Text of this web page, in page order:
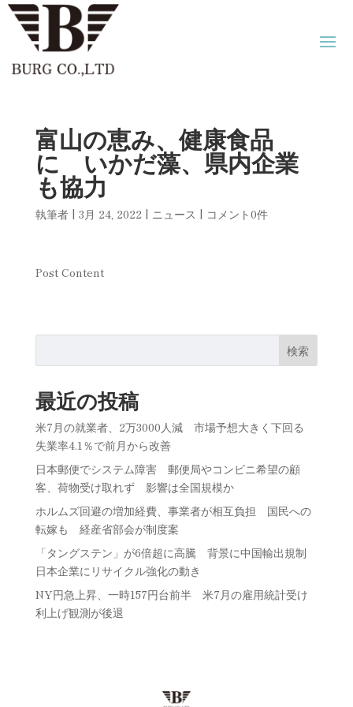
富山の恵み、健康食品
に いかだ藻、県内企業
も協力
執筆者 | 3月 24, 2022 | ニュース | コメント0件
Post Content
検索
最近の投稿
米7月の就業者、2万3000人減 市場予想大きく下回る
失業率4.1％で前月から改善
日本郵便でシステム障害 郵便局やコンビニ希望の顧
客、荷物受け取れず 影響は全国規模か
ホルムズ回避の増加経費、事業者が相互負担 国民への
転嫁も 経産省部会が制度案
「タングステン」が6倍超に高騰 背景に中国輸出規制
日本企業にリサイクル強化の動き
NY円急上昇、一時157円台前半 米7月の雇用統計受け
利上げ観測が後退